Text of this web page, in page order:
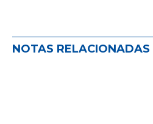
NOTAS RELACIONADAS